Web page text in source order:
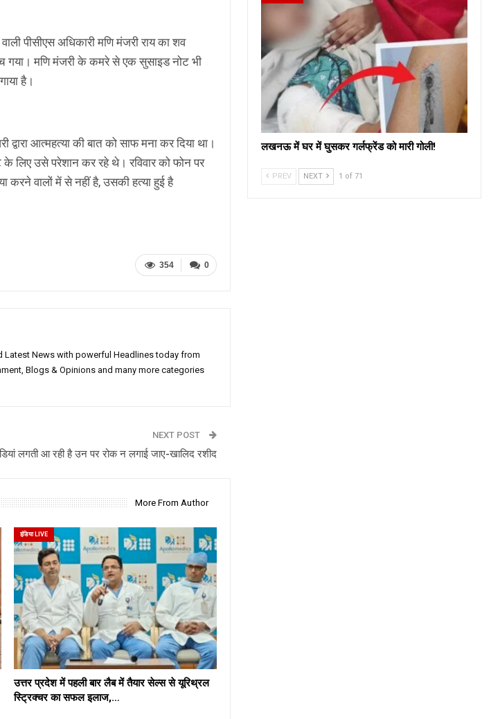
पीसीएस अधिकारी मणि मंजरी राय का शव
गया। मणि मंजरी के कमरे से एक सुसाइड नोट भी
है।
आत्महत्या की बात को साफ मना कर दिया था।
के लिए उसे परेशान कर रहे थे। रविवार को फोन पर
करने वालों में से नहीं है, उसकी हत्या हुई है
0
354
Latest News with powerful Headlines today from
Blogs & Opinions and many more categories
NEXT POST
लगती आ रही है उन पर रोक न लगाई जाए-खालिद रशीद
More From Author
इंडिया LIVE
उत्तर प्रदेश में पहली बार लैब में तैयार सेल्स से यूरिथ्रल
स्ट्रिक्चर का सफल इलाज,…
लखनऊ में घर में घुसकर गर्लफ्रेंड को मारी गोली!
PREV NEXT 1 of 71